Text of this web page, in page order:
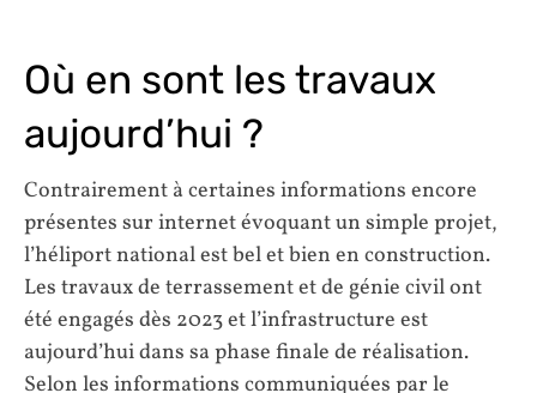
Où en sont les travaux
aujourd’hui ?
Contrairement à certaines informations encore
présentes sur internet évoquant un simple projet,
l’héliport national est bel et bien en construction.
Les travaux de terrassement et de génie civil ont
été engagés dès 2023 et l’infrastructure est
aujourd’hui dans sa phase finale de réalisation.
Selon les informations communiquées par le